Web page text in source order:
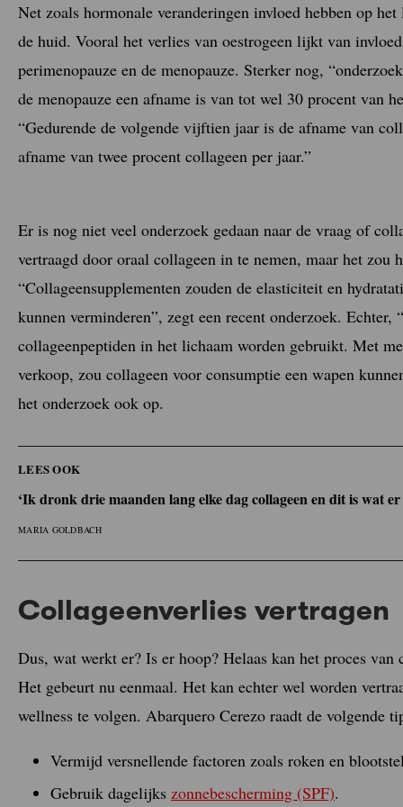
Net zoals hormonale veranderingen invloed hebben op
de huid. Vooral het verlies van oestrogeen lijkt van
perimenopauze en de menopauze. Sterker nog,
de menopauze een afname is van tot wel 30 procent van
“Gedurende de volgende vijftien jaar is de afname van
afname van twee procent collageen per jaar.”
Er is nog niet veel onderzoek gedaan naar de vraag of
vertraagd door oraal collageen in te nemen, maar het zou
“Collageensupplementen zouden de elasticiteit en
kunnen verminderen”, zegt een recent onderzoek.
collageenpeptiden in het lichaam worden gebruikt. Met
verkoop, zou collageen voor consumptie een wapen
het onderzoek ook op.
LEES OOK
‘Ik dronk drie maanden lang elke dag collageen en dit is wat er
MARIA GOLDBACH
Collageenverlies vertragen
Dus, wat werkt er? Is er hoop? Helaas kan het proces
Het gebeurt nu eenmaal. Het kan echter wel worden
wellness te volgen. Abarquero Cerezo raadt de volgende
Vermijd versnellende factoren zoals roken en
Gebruik dagelijks zonnebescherming (SPF).